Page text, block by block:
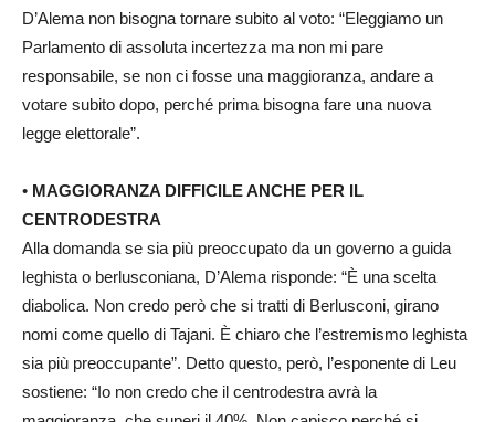
D’Alema non bisogna tornare subito al voto: “Eleggiamo un
Parlamento di assoluta incertezza ma non mi pare
responsabile, se non ci fosse una maggioranza, andare a
votare subito dopo, perché prima bisogna fare una nuova
legge elettorale”.
• MAGGIORANZA DIFFICILE ANCHE PER IL
CENTRODESTRA
Alla domanda se sia più preoccupato da un governo a guida
leghista o berlusconiana, D’Alema risponde: “È una scelta
diabolica. Non credo però che si tratti di Berlusconi, girano
nomi come quello di Tajani. È chiaro che l’estremismo leghista
sia più preoccupante”. Detto questo, però, l’esponente di Leu
sostiene: “Io non credo che il centrodestra avrà la